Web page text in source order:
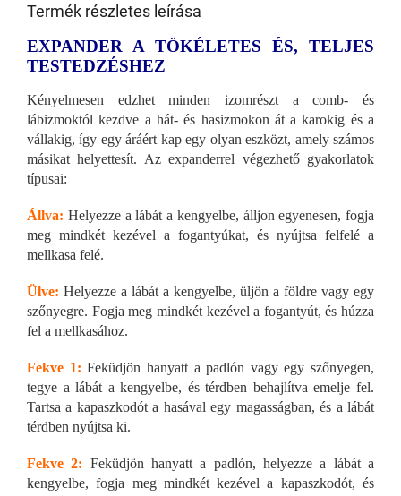
Termék részletes leírása
EXPANDER A TÖKÉLETES ÉS, TELJES
TESTEDZÉSHEZ
Kényelmesen edzhet minden izomrészt a comb- és
lábizmoktól kezdve a hát- és hasizmokon át a karokig és a
vállakig, így egy áráért kap egy olyan eszközt, amely számos
másikat helyettesít. Az expanderrel végezhető gyakorlatok
típusai:
Állva: Helyezze a lábát a kengyelbe, álljon egyenesen, fogja
meg mindkét kezével a fogantyúkat, és nyújtsa felfelé a
mellkasa felé.
Ülve: Helyezze a lábát a kengyelbe, üljön a földre vagy egy
szőnyegre. Fogja meg mindkét kezével a fogantyút, és húzza
fel a mellkasához.
Fekve 1: Feküdjön hanyatt a padlón vagy egy szőnyegen,
tegye a lábát a kengyelbe, és térdben behajlítva emelje fel.
Tartsa a kapaszkodót a hasával egy magasságban, és a lábát
térdben nyújtsa ki.
Fekve 2: Feküdjön hanyatt a padlón, helyezze a lábát a
kengyelbe, fogja meg mindkét kezével a kapaszkodót, és